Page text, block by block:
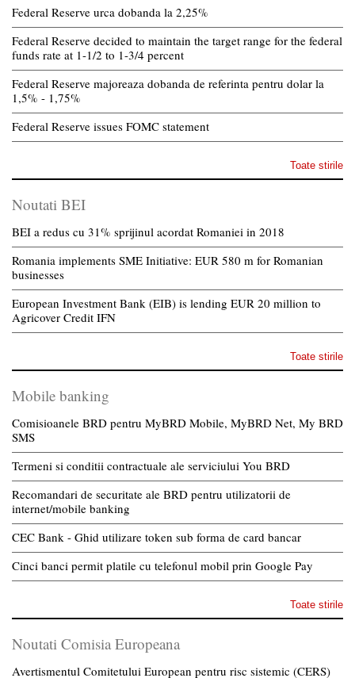
Federal Reserve urca dobanda la 2,25%
Federal Reserve decided to maintain the target range for the federal
funds rate at 1-1/2 to 1-3/4 percent
Federal Reserve majoreaza dobanda de referinta pentru dolar la
1,5% - 1,75%
Federal Reserve issues FOMC statement
Toate stirile
Noutati BEI
BEI a redus cu 31% sprijinul acordat Romaniei in 2018
Romania implements SME Initiative: EUR 580 m for Romanian
businesses
European Investment Bank (EIB) is lending EUR 20 million to
Agricover Credit IFN
Toate stirile
Mobile banking
Comisioanele BRD pentru MyBRD Mobile, MyBRD Net, My BRD
SMS
Termeni si conditii contractuale ale serviciului You BRD
Recomandari de securitate ale BRD pentru utilizatorii de
internet/mobile banking
CEC Bank - Ghid utilizare token sub forma de card bancar
Cinci banci permit platile cu telefonul mobil prin Google Pay
Toate stirile
Noutati Comisia Europeana
Avertismentul Comitetului European pentru risc sistemic (CERS)